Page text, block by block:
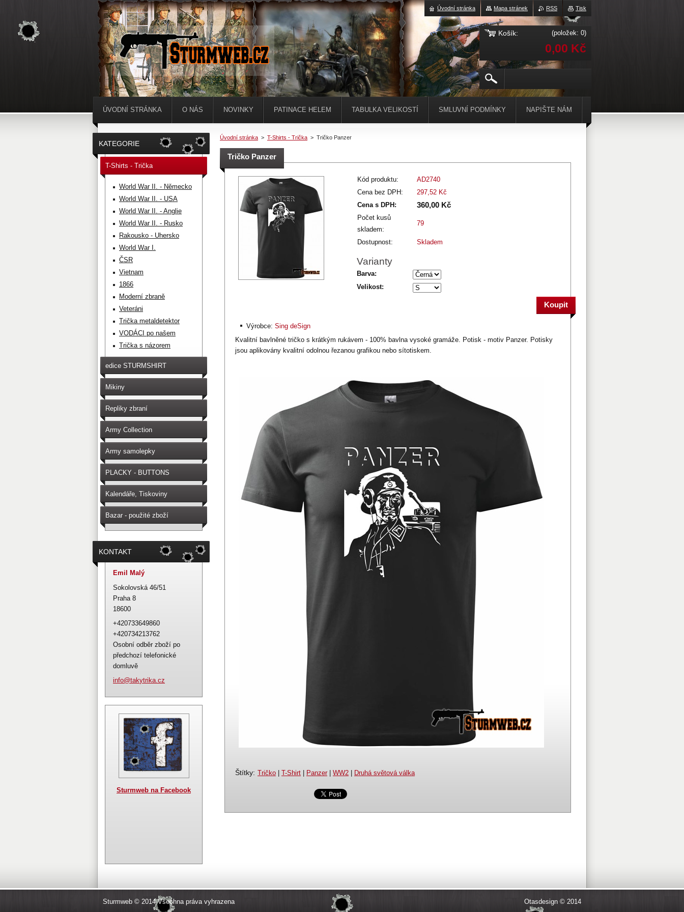
Úvodní stránka > T-Shirts - Trička > Tričko Panzer
Tričko Panzer
Kód produktu:
AD2740
Cena bez DPH:
297,52 Kč
Cena s DPH:
360,00 Kč
Počet kusů
skladem:
79
Dostupnost: Skladem
Varianty
Barva:
Velikost:
Výrobce: Sing deSign
Kvalitní bavlněné tričko s krátkým rukávem - 100% bavlna vysoké gramáže. Potisk - motiv Panzer. Potisky
jsou aplikovány kvalitní odolnou řezanou grafikou nebo sítotiskem.
Štítky: Tričko T-Shirt Panzer WW2 Druhá světová válka
KATEGORIE
T-Shirts - Trička
World War II. - Německo
World War II. - USA
World War II. - Anglie
World War II. - Rusko
Rakousko - Uhersko
World War I.
ČSR
Vietnam
1866
Moderní zbraně
Veteráni
Trička metaldetektor
VODÁCI po našem
Trička s názorem
edice STURMSHIRT
Mikiny
Repliky zbraní
Army Collection
Army samolepky
PLACKY - BUTTONS
Kalendáře, Tiskoviny
Bazar - použité zboží
KONTAKT
Emil Malý
Sokolovská 46/51
Praha 8
18600
+420733649860
+420734213762
Osobní odběr zboží po
předchozí telefonické
domluvě
info@takytrika.cz
Sturmweb na Facebook
ÚVODNÍ STRÁNKA O NÁS NOVINKY PATINACE HELEM TABULKA VELIKOSTÍ SMLUVNÍ PODMÍNKY NAPIŠTE NÁM
Tisk
RSS
Mapa stránek
Úvodní stránka
Košík: (položek: 0)
0,00 Kč
Sturmweb © 2014 Všechna práva vyhrazena Otasdesign © 2014